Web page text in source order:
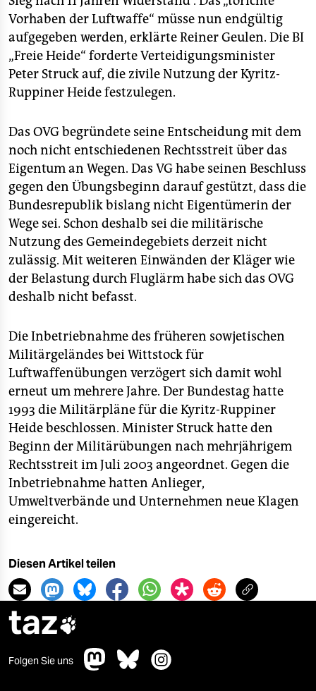
Vorhaben der Luftwaffe“ müsse nun endgültig
aufgegeben werden, erklärte Reiner Geulen. Die BI
„Freie Heide“ forderte Verteidigungsminister
Peter Struck auf, die zivile Nutzung der Kyritz-
Ruppiner Heide festzulegen.
Das OVG begründete seine Entscheidung mit dem
noch nicht entschiedenen Rechtsstreit über das
Eigentum an Wegen. Das VG habe seinen Beschluss
gegen den Übungsbeginn darauf gestützt, dass die
Bundesrepublik bislang nicht Eigentümerin der
Wege sei. Schon deshalb sei die militärische
Nutzung des Gemeindegebiets derzeit nicht
zulässig. Mit weiteren Einwänden der Kläger wie
der Belastung durch Fluglärm habe sich das OVG
deshalb nicht befasst.
Die Inbetriebnahme des früheren sowjetischen
Militärgeländes bei Wittstock für
Luftwaffenübungen verzögert sich damit wohl
erneut um mehrere Jahre. Der Bundestag hatte
1993 die Militärpläne für die Kyritz-Ruppiner
Heide beschlossen. Minister Struck hatte den
Beginn der Militärübungen nach mehrjährigem
Rechtsstreit im Juli 2003 angeordnet. Gegen die
Inbetriebnahme hatten Anlieger,
Umweltverbände und Unternehmen neue Klagen
eingereicht.
Diesen Artikel teilen
taz
Folgen Sie uns